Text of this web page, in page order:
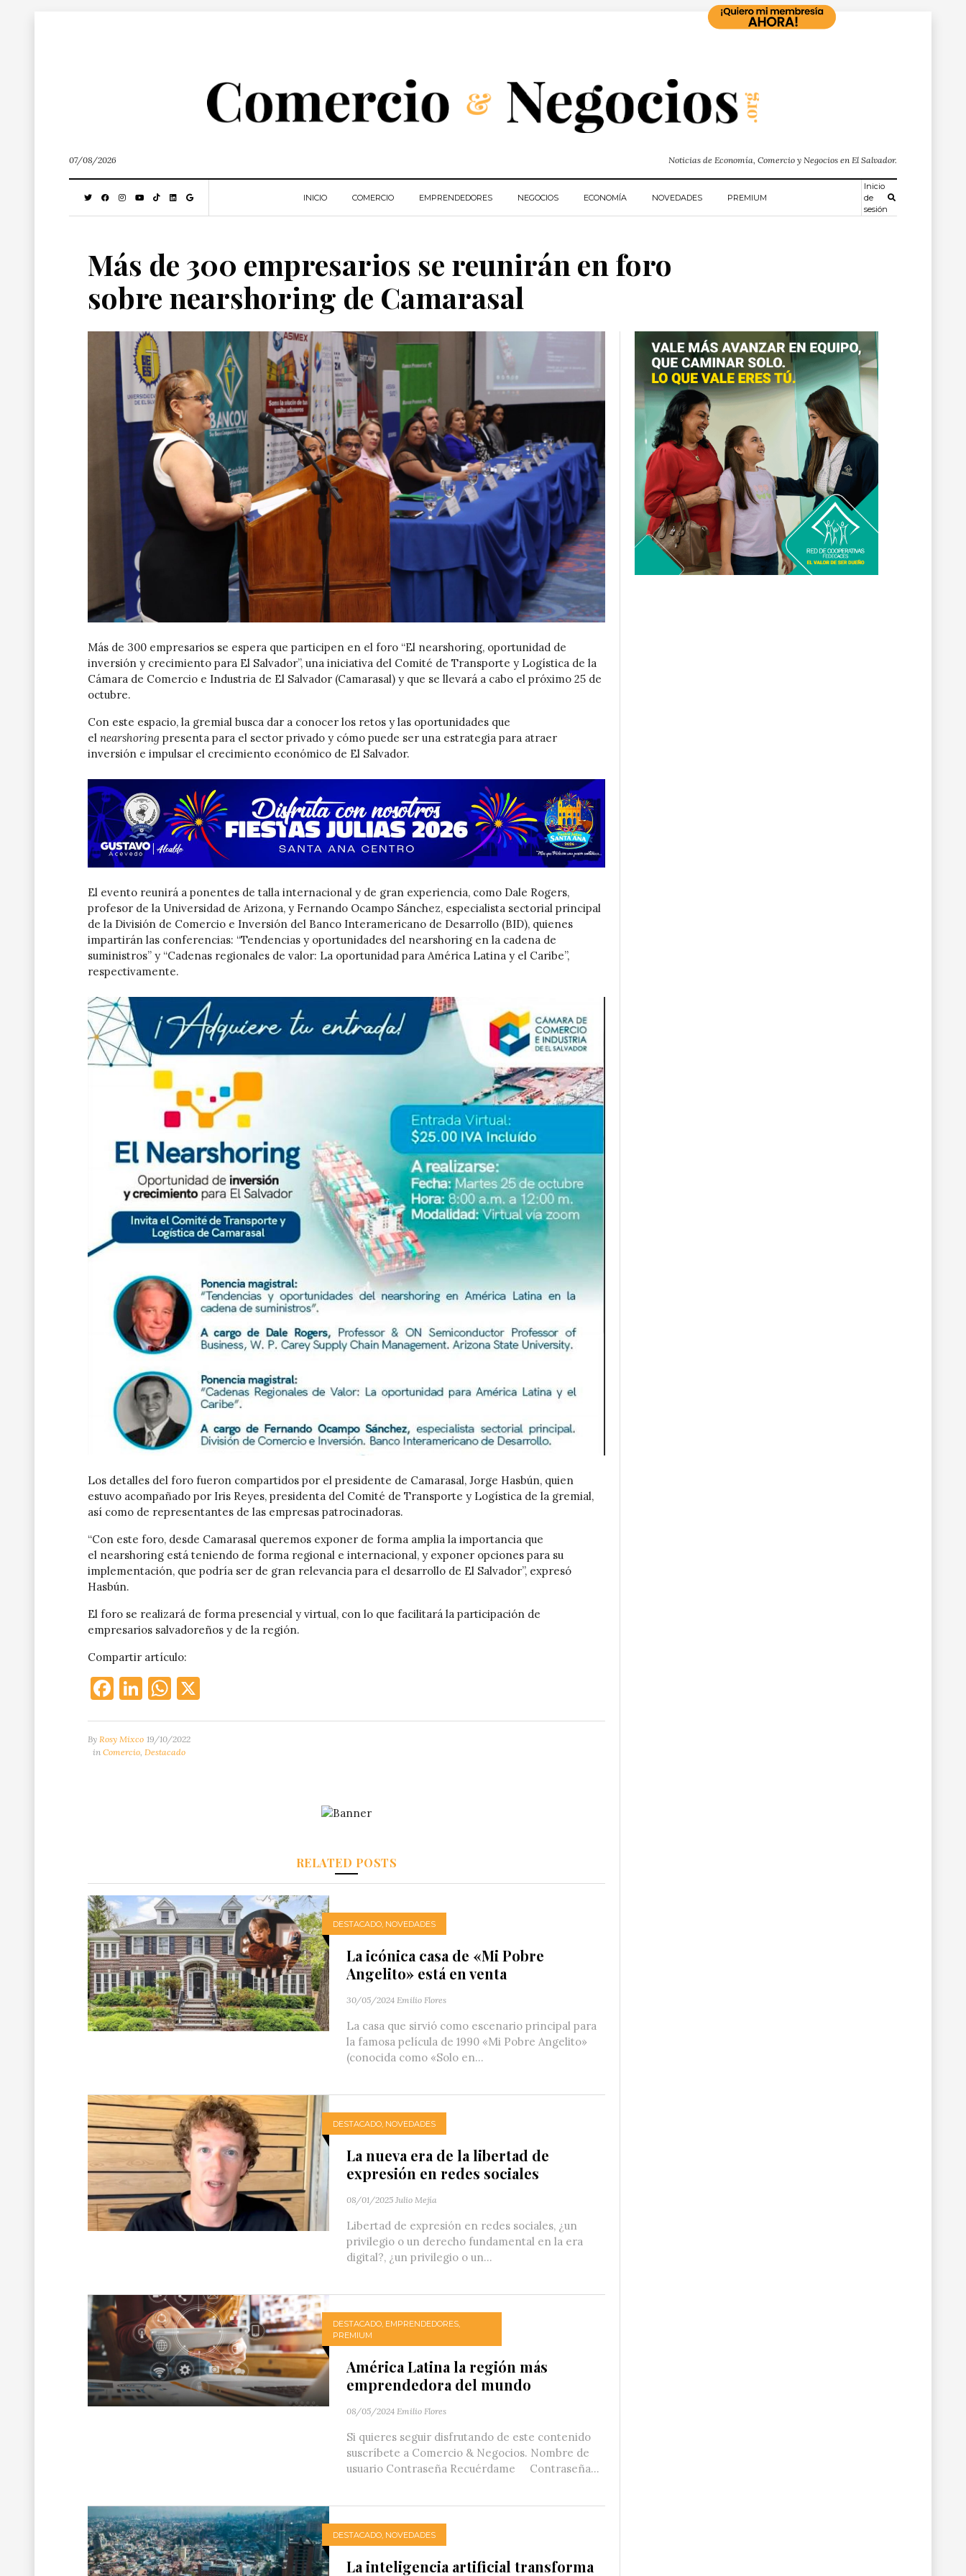
07/08/2026 Noticias de Economía, Comercio y Negocios en El Salvador.
INICIO COMERCIO EMPRENDEDORES NEGOCIOS ECONOMÍA NOVEDADES PREMIUM
Inicio
de
sesión
Más de 300 empresarios se reunirán en foro
sobre nearshoring de Camarasal
Más de 300 empresarios se espera que participen en el foro “El nearshoring, oportunidad de
inversión y crecimiento para El Salvador”, una iniciativa del Comité de Transporte y Logística de la
Cámara de Comercio e Industria de El Salvador (Camarasal) y que se llevará a cabo el próximo 25 de
octubre.
Con este espacio, la gremial busca dar a conocer los retos y las oportunidades que
el nearshoring presenta para el sector privado y cómo puede ser una estrategia para atraer
inversión e impulsar el crecimiento económico de El Salvador.
El evento reunirá a ponentes de talla internacional y de gran experiencia, como Dale Rogers,
profesor de la Universidad de Arizona, y Fernando Ocampo Sánchez, especialista sectorial principal
de la División de Comercio e Inversión del Banco Interamericano de Desarrollo (BID), quienes
impartirán las conferencias: “Tendencias y oportunidades del nearshoring en la cadena de
suministros” y “Cadenas regionales de valor: La oportunidad para América Latina y el Caribe”,
respectivamente.
Los detalles del foro fueron compartidos por el presidente de Camarasal, Jorge Hasbún, quien
estuvo acompañado por Iris Reyes, presidenta del Comité de Transporte y Logística de la gremial,
así como de representantes de las empresas patrocinadoras.
“Con este foro, desde Camarasal queremos exponer de forma amplia la importancia que
el nearshoring está teniendo de forma regional e internacional, y exponer opciones para su
implementación, que podría ser de gran relevancia para el desarrollo de El Salvador”, expresó
Hasbún.
El foro se realizará de forma presencial y virtual, con lo que facilitará la participación de
empresarios salvadoreños y de la región.
Compartir artículo:
Facebook
LinkedIn
WhatsApp
By Rosy Mixco 19/10/2022
in Comercio Destacado
RELATED POSTS
DESTACADO NOVEDADES
La icónica casa de «Mi Pobre
Angelito» está en venta
30/05/2024 Emilio Flores
La casa que sirvió como escenario principal para
la famosa película de 1990 «Mi Pobre Angelito»
(conocida como «Solo en...
DESTACADO NOVEDADES
La nueva era de la libertad de
expresión en redes sociales
08/01/2025 Julio Mejía
Libertad de expresión en redes sociales, ¿un
privilegio o un derecho fundamental en la era
digital?, ¿un privilegio o un...
DESTACADO EMPRENDEDORES
PREMIUM
América Latina la región más
emprendedora del mundo
08/05/2024 Emilio Flores
Si quieres seguir disfrutando de este contenido
suscríbete a Comercio & Negocios. Nombre de
usuario Contraseña Recuérdame Contraseña...
DESTACADO NOVEDADES
La inteligencia artificial transforma